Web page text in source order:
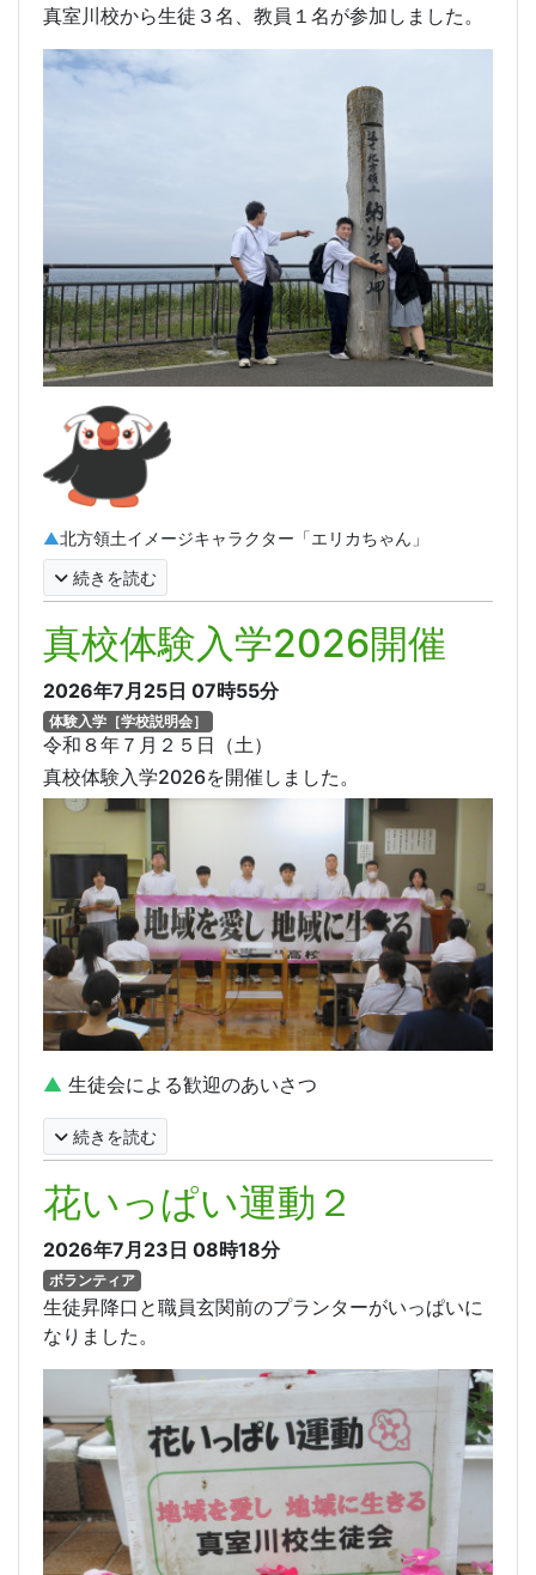
真室川校から生徒３名、教員１名が参加しました。
▲北方領土イメージキャラクター「エリカちゃん」
続きを読む
真校体験入学2026開催
2026年7月25日 07時55分
体験入学［学校説明会］
令和８年７月２５日（土）
真校体験入学2026を開催しました。
▲ 生徒会による歓迎のあいさつ
続きを読む
花いっぱい運動２
2026年7月23日 08時18分
ボランティア
生徒昇降口と職員玄関前のプランターがいっぱいに
なりました。